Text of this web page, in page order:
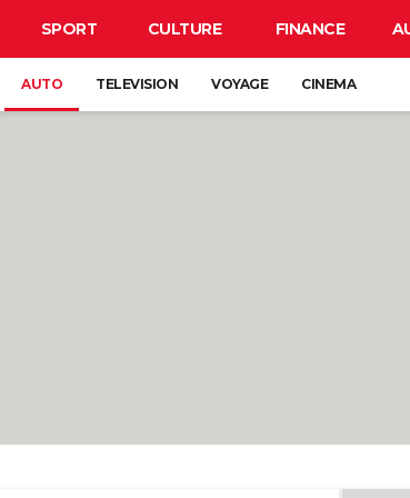
SPORT CULTURE FINANCE
AUTO TELEVISION VOYAGE CINEMA